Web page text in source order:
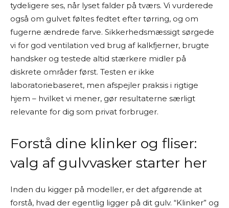
tydeligere ses, når lyset falder på tværs. Vi vurderede
også om gulvet føltes fedtet efter tørring, og om
fugerne ændrede farve. Sikkerhedsmæssigt sørgede
vi for god ventilation ved brug af kalkfjerner, brugte
handsker og testede altid stærkere midler på
diskrete områder først. Testen er ikke
laboratoriebaseret, men afspejler praksis i rigtige
hjem – hvilket vi mener, gør resultaterne særligt
relevante for dig som privat forbruger.
Forstå dine klinker og fliser:
valg af gulvvasker starter her
Inden du kigger på modeller, er det afgørende at
forstå, hvad der egentlig ligger på dit gulv. “Klinker” og